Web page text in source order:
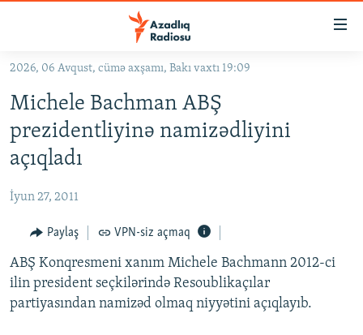
Əsas
qayıt
Əsas
naviqasiyaya
qayıt
Axtarışa
keç
KORRUPSIOMETR
#ƏSLINDƏ
FƏRQƏ BAX
QANUNI DOĞRU
ARAŞDIRMA
MULTIMEDIA
2026, 06 Avqust, cümə axşamı, Bakı vaxtı 19:09
Michele Bachman ABŞ
prezidentliyinə namizədliyini
açıqladı
İyun 27, 2011
Paylaş VPN-siz açmaq
ABŞ Konqresmeni xanım Michele Bachmann 2012-ci
ilin president seçkilərində Resoublikaçılar
partiyasından namizəd olmaq niyyətini açıqlayıb.